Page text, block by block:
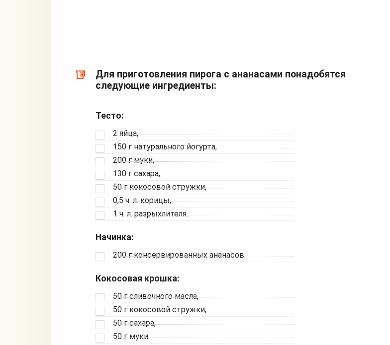
Для приготовления пирога с ананасами понадобятся
следующие ингредиенты:
Тесто:
2 яйца,
150 г натурального йогурта,
200 г муки,
130 г сахара,
50 г кокосовой стружки,
0,5 ч. л. корицы,
1 ч. л. разрыхлителя.
Начинка:
200 г консервированных ананасов.
Кокосовая крошка:
50 г сливочного масла,
50 г кокосовой стружки,
50 г сахара,
50 г муки.